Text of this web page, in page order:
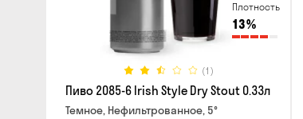
Плотность
13%
(1)
Пиво 2085-6 Irish Style Dry Stout 0.33л
Темное, Нефильтрованное, 5°